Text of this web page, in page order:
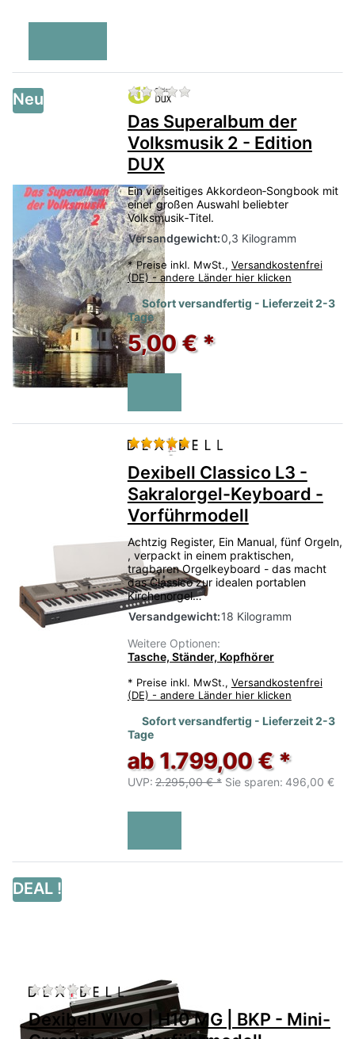
Neu Zu diesem Produkt liegen
Das Superalbum der
Volksmusik 2 - Edition
DUX
Ein vielseitiges Akkordeon‑Songbook mit
einer großen Auswahl beliebter
Volksmusik‑Titel.
Versandgewicht:0,3 Kilogramm
* Preise inkl. MwSt., Versandkostenfrei
(DE) - andere Länder hier klicken
Sofort versandfertig - Lieferzeit 2-3
Tage
5,00 € *
Bewertung: 4 von 5
Dexibell Classico L3 -
Sakralorgel-Keyboard -
Vorführmodell
Achtzig Register, Ein Manual, fünf Orgeln,
, verpackt in einem praktischen,
tragbaren Orgelkeyboard - das macht
das Classico zur idealen portablen
Kirchenorgel…
Versandgewicht:18 Kilogramm
Weitere Optionen:
Tasche, Ständer, Kopfhörer
* Preise inkl. MwSt., Versandkostenfrei
(DE) - andere Länder hier klicken
Sofort versandfertig - Lieferzeit 2-3
Tage
ab 1.799,00 € *
UVP: 2.295,00 € * Sie sparen: 496,00 €
DEAL !
Zu diesem Produkt liegen noch keine
Dexibell VIVO | H10 MG | BKP - Mini-